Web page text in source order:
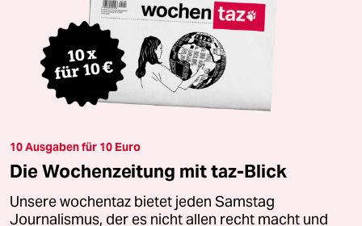
10 Ausgaben für 10 Euro
Die Wochenzeitung mit taz-Blick
Unsere wochentaz bietet jeden Samstag
Journalismus, der es nicht allen recht macht und